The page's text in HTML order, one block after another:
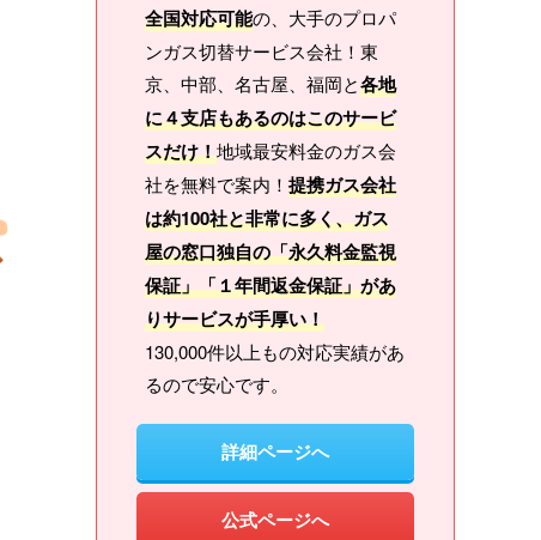
全国対応可能の、大手のプロパ
ンガス切替サービス会社！東
京、中部、名古屋、福岡と各地
に４支店もあるのはこのサービ
スだけ！地域最安料金のガス会
社を無料で案内！ 提携ガス会社
は約100社と非常に多く、ガス
屋の窓口独自の「永久料金監視
保証」「１年間返金保証」があ
りサービスが手厚い！
130,000件以上もの対応実績があ
るので安心です。
詳細ページへ
公式ページへ